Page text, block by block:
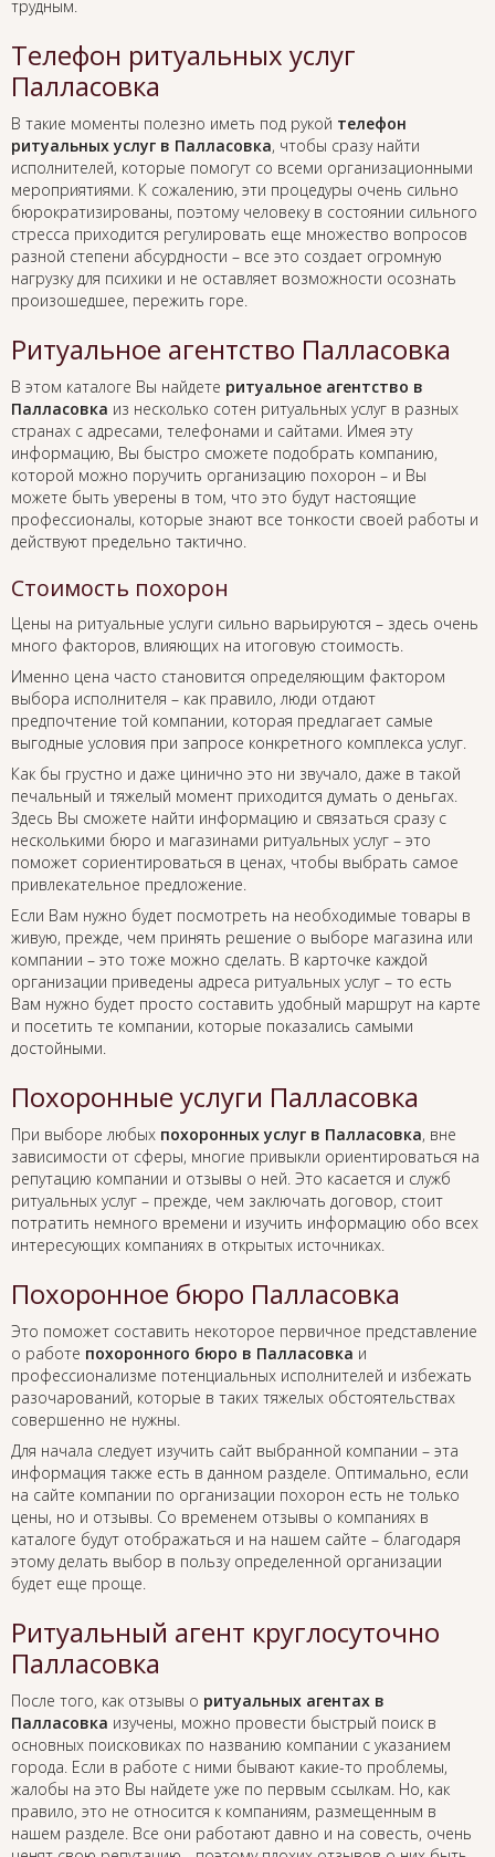
трудным.
Телефон ритуальных услуг
Палласовка
В такие моменты полезно иметь под рукой телефон
ритуальных услуг в Палласовка, чтобы сразу найти
исполнителей, которые помогут со всеми организационными
мероприятиями. К сожалению, эти процедуры очень сильно
бюрократизированы, поэтому человеку в состоянии сильного
стресса приходится регулировать еще множество вопросов
разной степени абсурдности – все это создает огромную
нагрузку для психики и не оставляет возможности осознать
произошедшее, пережить горе.
Ритуальное агентство Палласовка
В этом каталоге Вы найдете ритуальное агентство в
Палласовка из несколько сотен ритуальных услуг в разных
странах с адресами, телефонами и сайтами. Имея эту
информацию, Вы быстро сможете подобрать компанию,
которой можно поручить организацию похорон – и Вы
можете быть уверены в том, что это будут настоящие
профессионалы, которые знают все тонкости своей работы и
действуют предельно тактично.
Стоимость похорон
Цены на ритуальные услуги сильно варьируются – здесь очень
много факторов, влияющих на итоговую стоимость.
Именно цена часто становится определяющим фактором
выбора исполнителя – как правило, люди отдают
предпочтение той компании, которая предлагает самые
выгодные условия при запросе конкретного комплекса услуг.
Как бы грустно и даже цинично это ни звучало, даже в такой
печальный и тяжелый момент приходится думать о деньгах.
Здесь Вы сможете найти информацию и связаться сразу с
несколькими бюро и магазинами ритуальных услуг – это
поможет сориентироваться в ценах, чтобы выбрать самое
привлекательное предложение.
Если Вам нужно будет посмотреть на необходимые товары в
живую, прежде, чем принять решение о выборе магазина или
компании – это тоже можно сделать. В карточке каждой
организации приведены адреса ритуальных услуг – то есть
Вам нужно будет просто составить удобный маршрут на карте
и посетить те компании, которые показались самыми
достойными.
Похоронные услуги Палласовка
При выборе любых похоронных услуг в Палласовка, вне
зависимости от сферы, многие привыкли ориентироваться на
репутацию компании и отзывы о ней. Это касается и служб
ритуальных услуг – прежде, чем заключать договор, стоит
потратить немного времени и изучить информацию обо всех
интересующих компаниях в открытых источниках.
Похоронное бюро Палласовка
Это поможет составить некоторое первичное представление
о работе похоронного бюро в Палласовка и
профессионализме потенциальных исполнителей и избежать
разочарований, которые в таких тяжелых обстоятельствах
совершенно не нужны.
Для начала следует изучить сайт выбранной компании – эта
информация также есть в данном разделе. Оптимально, если
на сайте компании по организации похорон есть не только
цены, но и отзывы. Со временем отзывы о компаниях в
каталоге будут отображаться и на нашем сайте – благодаря
этому делать выбор в пользу определенной организации
будет еще проще.
Ритуальный агент круглосуточно
Палласовка
После того, как отзывы о ритуальных агентах в
Палласовка изучены, можно провести быстрый поиск в
основных поисковиках по названию компании с указанием
города. Если в работе с ними бывают какие-то проблемы,
жалобы на это Вы найдете уже по первым ссылкам. Но, как
правило, это не относится к компаниям, размещенным в
нашем разделе. Все они работают давно и на совесть, очень